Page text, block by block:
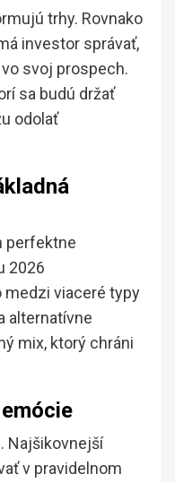
trhy. Rovnako
investor správať,
svoj prospech.
sa budú držať
odolať
perfektne
2026
viaceré typy
alternatívne
mix, ktorý chráni
Najšikovnejší
v pravidelnom